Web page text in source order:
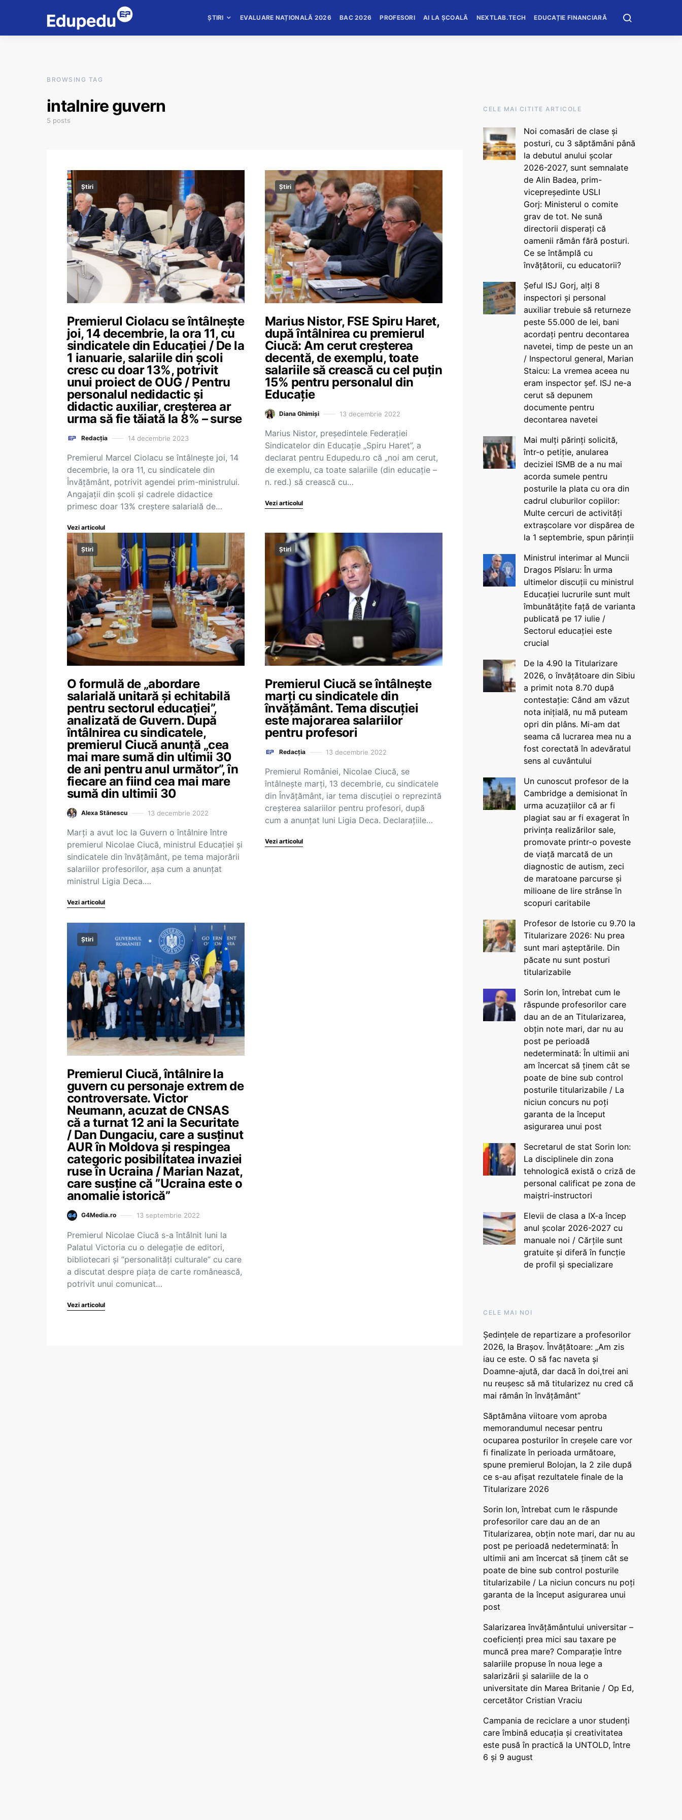
ȘTIRI EVALUARE NAȚIONALĂ 2026 BAC 2026 PROFESORI AI LA ȘCOALĂ NEXTLAB.TECH EDUCAȚIE FINANCIARĂ
BROWSING TAG
intalnire guvern
5 posts
Știri
Premierul Ciolacu se întâlnește
joi, 14 decembrie, la ora 11, cu
sindicatele din Educației / De la
1 ianuarie, salariile din școli
cresc cu doar 13%, potrivit
unui proiect de OUG / Pentru
personalul nedidactic și
didactic auxiliar, creșterea ar
urma să fie tăiată la 8% – surse
Redacția 14 decembrie 2023
Premierul Marcel Ciolacu se întâlnește joi, 14
decembrie, la ora 11, cu sindicatele din
Învățământ, potrivit agendei prim-ministrului.
Angajații din școli și cadrele didactice
primesc doar 13% creștere salarială de…
Vezi articolul
Știri
Marius Nistor, FSE Spiru Haret,
după întâlnirea cu premierul
Ciucă: Am cerut creșterea
decentă, de exemplu, toate
salariile să crească cu cel puțin
15% pentru personalul din
Educație
Diana Ghimiși 13 decembrie 2022
Marius Nistor, președintele Federației
Sindicatelor din Educație „Spiru Haret”, a
declarat pentru Edupedu.ro că „noi am cerut,
de exemplu, ca toate salariile (din educație –
n. red.) să crească cu…
Vezi articolul
Știri
O formulă de „abordare
salarială unitară și echitabilă
pentru sectorul educației”,
analizată de Guvern. După
întâlnirea cu sindicatele,
premierul Ciucă anunță „cea
mai mare sumă din ultimii 30
de ani pentru anul următor”, în
fiecare an fiind cea mai mare
sumă din ultimii 30
Alexa Stănescu 13 decembrie 2022
Marți a avut loc la Guvern o întâlnire între
premierul Nicolae Ciucă, ministrul Educației și
sindicatele din învățământ, pe tema majorării
salariilor profesorilor, așa cum a anunțat
ministrul Ligia Deca.…
Vezi articolul
Știri
Premierul Ciucă se întâlnește
marți cu sindicatele din
învățământ. Tema discuției
este majorarea salariilor
pentru profesori
Redacția 13 decembrie 2022
Premierul României, Nicolae Ciucă, se
întâlnește marți, 13 decembrie, cu sindicatele
din Învățământ, iar tema discuției o reprezintă
creșterea salariilor pentru profesori, după
cum a anunțat luni Ligia Deca. Declarațiile…
Vezi articolul
Știri
Premierul Ciucă, întâlnire la
guvern cu personaje extrem de
controversate. Victor
Neumann, acuzat de CNSAS
că a turnat 12 ani la Securitate
/ Dan Dungaciu, care a susținut
AUR în Moldova și respingea
categoric posibilitatea invaziei
ruse în Ucraina / Marian Nazat,
care susține că ”Ucraina este o
anomalie istorică”
G4Media.ro 13 septembrie 2022
Premierul Nicolae Ciucă s-a întâlnit luni la
Palatul Victoria cu o delegație de editori,
bibliotecari și ”personalități culturale” cu care
a discutat despre piața de carte românească,
potrivit unui comunicat…
Vezi articolul
CELE MAI CITITE ARTICOLE
Noi comasări de clase și
posturi, cu 3 săptămâni până
la debutul anului școlar
2026-2027, sunt semnalate
de Alin Badea, prim-
vicepreședinte USLI
Gorj: Ministerul o comite
grav de tot. Ne sună
directorii disperați că
oamenii rămân fără posturi.
Ce se întâmplă cu
învățătorii, cu educatorii?
Șeful ISJ Gorj, alți 8
inspectori și personal
auxiliar trebuie să returneze
peste 55.000 de lei, bani
acordați pentru decontarea
navetei, timp de peste un an
/ Inspectorul general, Marian
Staicu: La vremea aceea nu
eram inspector șef. ISJ ne-a
cerut să depunem
documente pentru
decontarea navetei
Mai mulți părinți solicită,
într-o petiție, anularea
deciziei ISMB de a nu mai
acorda sumele pentru
posturile la plata cu ora din
cadrul cluburilor copiilor:
Multe cercuri de activități
extrașcolare vor dispărea de
la 1 septembrie, spun părinții
Ministrul interimar al Muncii
Dragos Pîslaru: În urma
ultimelor discuții cu ministrul
Educației lucrurile sunt mult
îmbunătățite față de varianta
publicată pe 17 iulie /
Sectorul educației este
crucial
De la 4.90 la Titularizare
2026, o învățătoare din Sibiu
a primit nota 8.70 după
contestație: Când am văzut
nota inițială, nu mă puteam
opri din plâns. Mi-am dat
seama că lucrarea mea nu a
fost corectată în adevăratul
sens al cuvântului
Un cunoscut profesor de la
Cambridge a demisionat în
urma acuzațiilor că ar fi
plagiat sau ar fi exagerat în
privința realizărilor sale,
promovate printr-o poveste
de viață marcată de un
diagnostic de autism, zeci
de maratoane parcurse și
milioane de lire strânse în
scopuri caritabile
Profesor de Istorie cu 9.70 la
Titularizare 2026: Nu prea
sunt mari așteptările. Din
păcate nu sunt posturi
titularizabile
Sorin Ion, întrebat cum le
răspunde profesorilor care
dau an de an Titularizarea,
obțin note mari, dar nu au
post pe perioadă
nedeterminată: În ultimii ani
am încercat să ținem cât se
poate de bine sub control
posturile titularizabile / La
niciun concurs nu poți
garanta de la început
asigurarea unui post
Secretarul de stat Sorin Ion:
La disciplinele din zona
tehnologică există o criză de
personal calificat pe zona de
maiștri-instructori
Elevii de clasa a IX-a încep
anul școlar 2026-2027 cu
manuale noi / Cărțile sunt
gratuite și diferă în funcție
de profil și specializare
CELE MAI NOI
Ședințele de repartizare a profesorilor
2026, la Brașov. Învățătoare: „Am zis
iau ce este. O să fac naveta și
Doamne-ajută, dar dacă în doi,trei ani
nu reușesc să mă titularizez nu cred că
mai rămân în învățământ”
Săptămâna viitoare vom aproba
memorandumul necesar pentru
ocuparea posturilor în creșele care vor
fi finalizate în perioada următoare,
spune premierul Bolojan, la 2 zile după
ce s-au afișat rezultatele finale de la
Titularizare 2026
Sorin Ion, întrebat cum le răspunde
profesorilor care dau an de an
Titularizarea, obțin note mari, dar nu au
post pe perioadă nedeterminată: În
ultimii ani am încercat să ținem cât se
poate de bine sub control posturile
titularizabile / La niciun concurs nu poți
garanta de la început asigurarea unui
post
Salarizarea învățământului universitar –
coeficienți prea mici sau taxare pe
muncă prea mare? Comparație între
salariile propuse în noua lege a
salarizării și salariile de la o
universitate din Marea Britanie / Op Ed,
cercetător Cristian Vraciu
Campania de reciclare a unor studenți
care îmbină educația și creativitatea
este pusă în practică la UNTOLD, între
6 și 9 august